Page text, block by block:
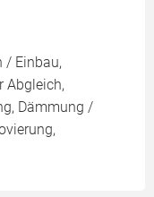
/ Einbau,
Abgleich,
Dämmung /